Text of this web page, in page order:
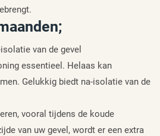
van de gevel
essentieel. Helaas kan
Gelukkig biedt na-isolatie van de
vooral tijdens de koude
van uw gevel, wordt er een extra